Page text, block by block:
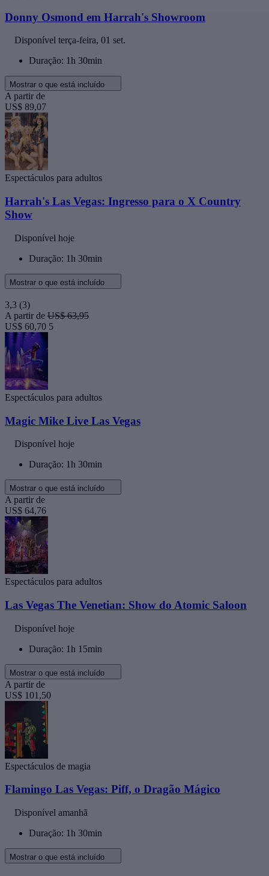
Donny Osmond em Harrah's Showroom
Disponível terça-feira, 01 set.
Duração: 1h 30min
Mostrar o que está incluído
A partir de
US$ 89,07
Espectáculos para adultos
Harrah's Las Vegas: Ingresso para o X Country
Show
Disponível hoje
Duração: 1h 30min
Mostrar o que está incluído
3,3 (3)
A partir de US$ 63,95
US$ 60,70 5
Espectáculos para adultos
Magic Mike Live Las Vegas
Disponível hoje
Duração: 1h 30min
Mostrar o que está incluído
A partir de
US$ 64,76
Espectáculos para adultos
Las Vegas The Venetian: Show do Atomic Saloon
Disponível hoje
Duração: 1h 15min
Mostrar o que está incluído
A partir de
US$ 101,50
Espectáculos de magia
Flamingo Las Vegas: Piff, o Dragão Mágico
Disponível amanhã
Duração: 1h 30min
Mostrar o que está incluído